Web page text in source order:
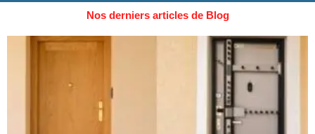
Nos derniers articles de Blog